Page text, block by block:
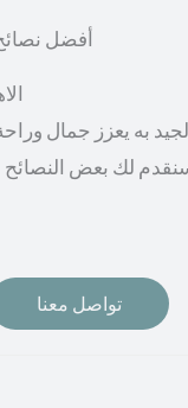
أفضل
به يعزز جمال
لك بعض
تواصل معنا